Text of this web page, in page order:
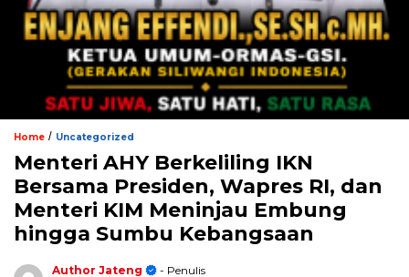
Home / Uncategorized
Menteri AHY Berkeliling IKN
Bersama Presiden, Wapres RI, dan
Menteri KIM Meninjau Embung
hingga Sumbu Kebangsaan
Author Jateng - Penulis